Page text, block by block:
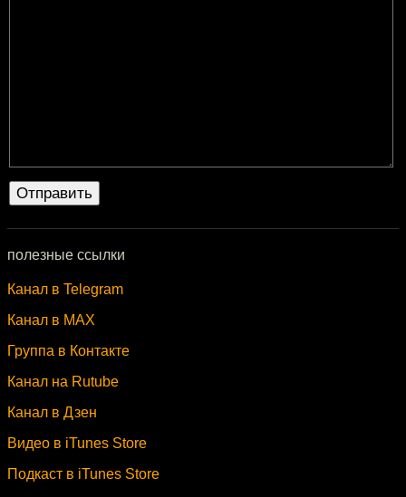
полезные ссылки
Канал в Telegram
Канал в MAX
Группа в Контакте
Канал на Rutube
Канал в Дзен
Видео в iTunes Store
Подкаст в iTunes Store